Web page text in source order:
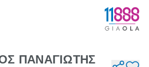
ΠΑΝΑΓΙΩΤΗΣ